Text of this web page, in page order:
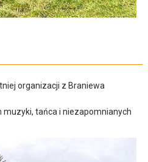
organizacji z Braniewa
muzyki, tańca i niezapomnianych